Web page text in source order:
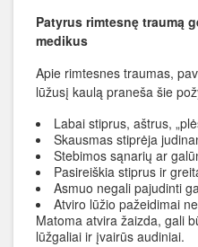
Patyrus rimtesnę traumą
medikus
Apie rimtesnes traumas,
lūžusį kaulą praneša šie
Labai stiprus, aštrus,
Skausmas stiprėja
Stebimos sąnarių ar
Pasireiškia stiprus ir
Asmuo negali pajudinti
Atviro lūžio pažeidimai
Matoma atvira žaizda, gali
lūžgaliai ir įvairūs audiniai.